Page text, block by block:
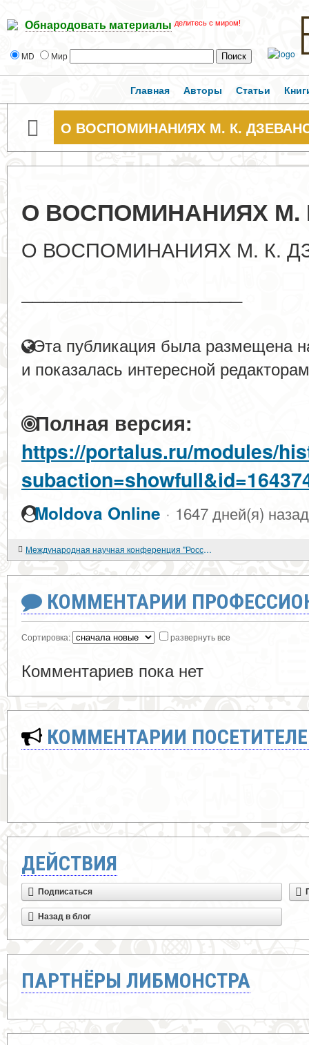
Обнародовать материалы делитесь с миром!
MD Мир
Главная Авторы Статьи
О ВОСПОМИНАНИЯХ М. К.
О ВОСПОМИНАНИЯХ М.
О ВОСПОМИНАНИЯХ М. К.
Эта публикация была размещена
и показалась интересной
Полная версия:
https://portalus.ru/modules/
Moldova Online · 1647 дней(я) назад
Международная научная конференция "Россия, Польша, Германия в европейской и мировой политике XVI - XX вв."
КОММЕНТАРИИ
Сортировка: развернуть все
Комментариев пока нет
КОММЕНТАРИИ
ДЕЙСТВИЯ
Подписаться
Назад в блог
ПАРТНЁРЫ ЛИБМОНСТРА